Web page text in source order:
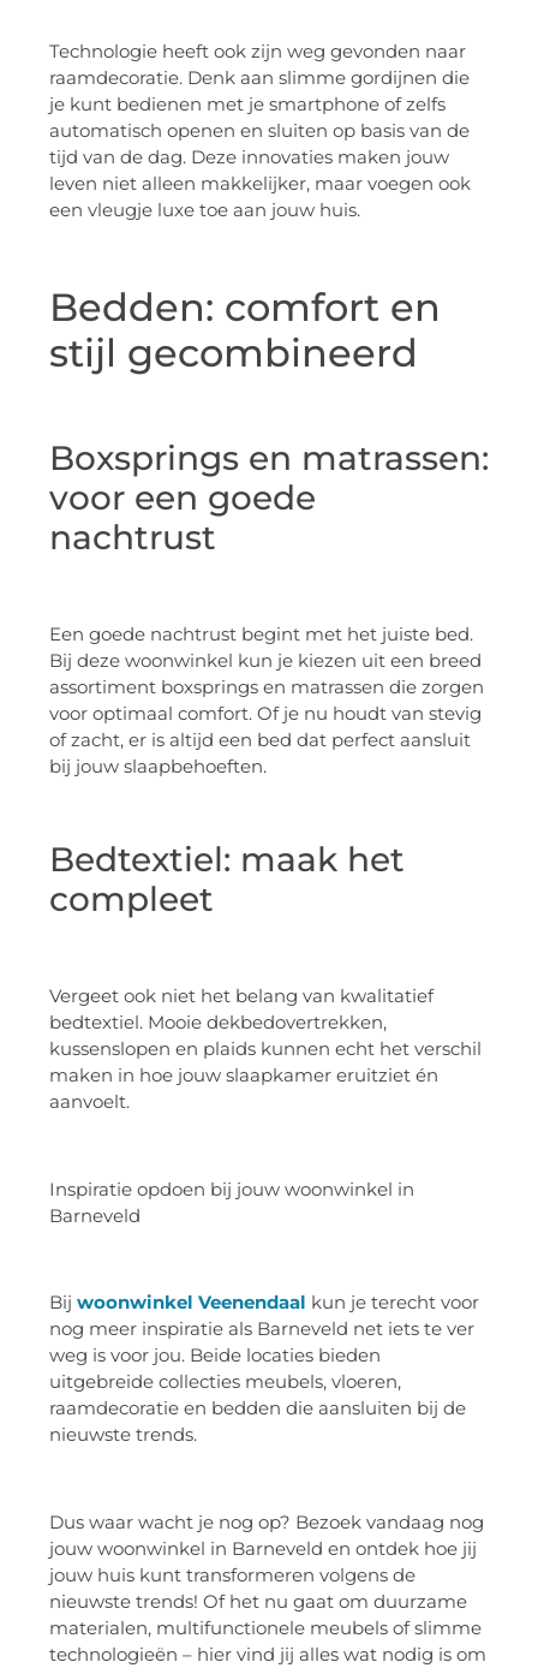
Technologie heeft ook zijn weg gevonden naar
raamdecoratie. Denk aan slimme gordijnen die
je kunt bedienen met je smartphone of zelfs
automatisch openen en sluiten op basis van de
tijd van de dag. Deze innovaties maken jouw
leven niet alleen makkelijker, maar voegen ook
een vleugje luxe toe aan jouw huis.
Bedden: comfort en
stijl gecombineerd
Boxsprings en matrassen:
voor een goede
nachtrust
Een goede nachtrust begint met het juiste bed.
Bij deze woonwinkel kun je kiezen uit een breed
assortiment boxsprings en matrassen die zorgen
voor optimaal comfort. Of je nu houdt van stevig
of zacht, er is altijd een bed dat perfect aansluit
bij jouw slaapbehoeften.
Bedtextiel: maak het
compleet
Vergeet ook niet het belang van kwalitatief
bedtextiel. Mooie dekbedovertrekken,
kussenslopen en plaids kunnen echt het verschil
maken in hoe jouw slaapkamer eruitziet én
aanvoelt.
Inspiratie opdoen bij jouw woonwinkel in
Barneveld
Bij woonwinkel Veenendaal kun je terecht voor
nog meer inspiratie als Barneveld net iets te ver
weg is voor jou. Beide locaties bieden
uitgebreide collecties meubels, vloeren,
raamdecoratie en bedden die aansluiten bij de
nieuwste trends.
Dus waar wacht je nog op? Bezoek vandaag nog
jouw woonwinkel in Barneveld en ontdek hoe jij
jouw huis kunt transformeren volgens de
nieuwste trends! Of het nu gaat om duurzame
materialen, multifunctionele meubels of slimme
technologieën – hier vind jij alles wat nodig is om